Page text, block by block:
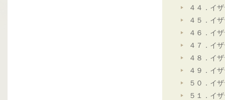
４４．イ
４５．イ
４６．イ
４７．イ
４８．イ
４９．イ
５０．イ
５１．イ